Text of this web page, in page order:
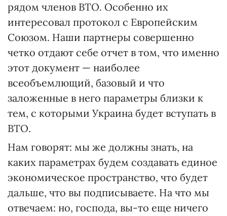
рядом членов ВТО. Особенно их
интересовал протокол с Европейским
Союзом. Наши партнеры совершенно
четко отдают себе отчет в том, что именно
этот документ — наиболее
всеобъемлющий, базовый и что
заложенные в него параметры близки к
тем, с которыми Украина будет вступать в
ВТО.
Нам говорят: мы же должны знать, на
каких параметрах будем создавать единое
экономическое пространство, что будет
дальше, что вы подписываете. На что мы
отвечаем: но, господа, вы-то еще ничего